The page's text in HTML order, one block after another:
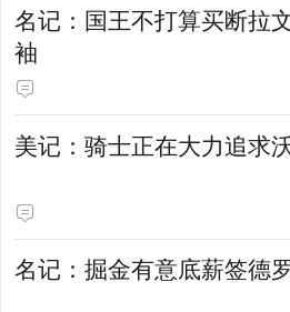
名记：国王不打算买断拉
袖
美记：骑士正在大力追求
名记：掘金有意底薪签德